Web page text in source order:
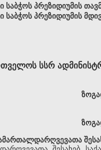
საბჭოს პრეზიდიუმის
საბჭოს პრეზიდიუმის
სსრ